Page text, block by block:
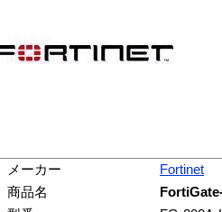
メーカー
Fortinet
商品名